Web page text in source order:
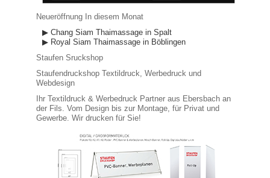
Neueröffnung In diesem Monat
▶ Chang Siam Thaimassage in Spalt
▶ Royal Siam Thaimassage in Böblingen
Staufen Sruckshop
Staufendruckshop Textildruck, Werbedruck und
Webdesign
Ihr Textildruck & Werbedruck Partner aus Ebersbach an
der Fils. Vom Design bis zur Montage, für Privat und
Gewerbe. Wir drucken für Sie!